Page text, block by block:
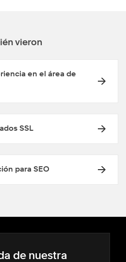
vieron
en el área de
SSL
para SEO
de nuestra